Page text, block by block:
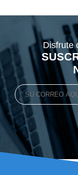
Disfrute